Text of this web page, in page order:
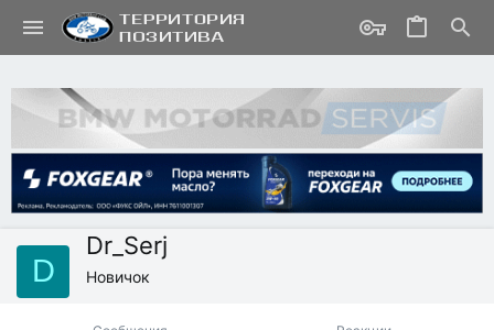
D
Dr_Serj
Новичок